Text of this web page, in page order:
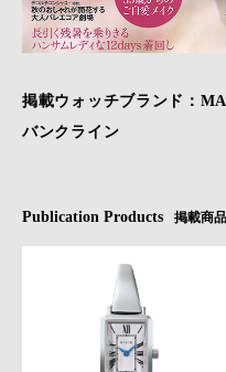
掲載ウォッチブランド：
バンクライン
Publication Products 掲載商品